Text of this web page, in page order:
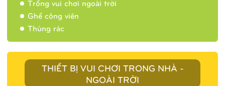
Trống vui chơi ngoài trời
Ghế công viên
Thùng rác
THIẾT BỊ VUI CHƠI TRONG NHÀ -
NGOÀI TRỜI